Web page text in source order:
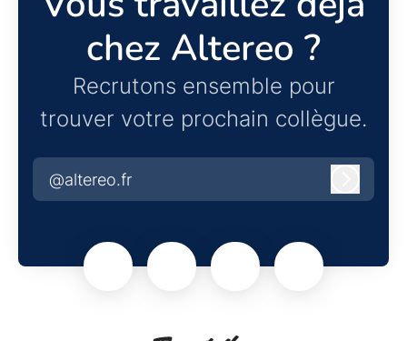
chez Altereo ?
Recrutons ensemble pour
trouver votre prochain collègue.
@altereo.fr